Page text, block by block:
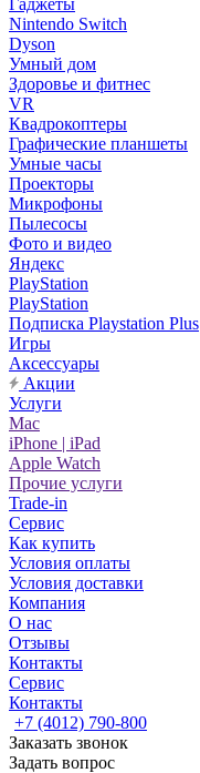
Гаджеты
Nintendo Switch
Dyson
Умный дом
Здоровье и фитнес
VR
Квадрокоптеры
Графические планшеты
Умные часы
Проекторы
Микрофоны
Пылесосы
Фото и видео
Яндекс
PlayStation
PlayStation
Подписка Playstation Plus
Игры
Аксессуары
Акции
Услуги
Mac
iPhone | iPad
Apple Watch
Прочие услуги
Trade-in
Сервис
Как купить
Условия оплаты
Условия доставки
Компания
О нас
Отзывы
Контакты
Сервис
Контакты
+7 (4012) 790-800
Заказать звонок
Задать вопрос